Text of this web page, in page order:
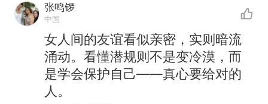
张鸣锣
中国
女人间的友谊看似亲密，实则暗流
涌动。看懂潜规则不是变冷漠，而
是学会保护自己——真心要给对的
人。
热 十多万人报名的考试，成绩
全部作废，公平么？